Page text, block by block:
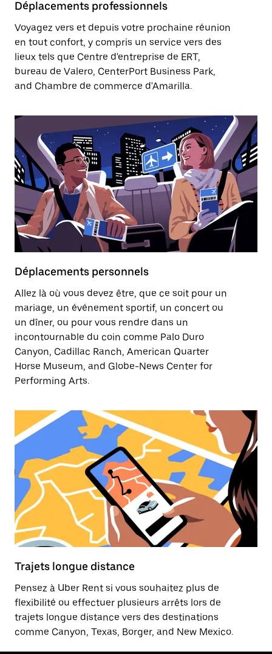
Déplacements professionnels
Voyagez vers et depuis votre prochaine réunion
en tout confort, y compris un service vers des
lieux tels que Centre d'entreprise de ERT,
bureau de Valero, CenterPort Business Park,
and Chambre de commerce d'Amarilla.
Déplacements personnels
Allez là où vous devez être, que ce soit pour un
mariage, un événement sportif, un concert ou
un dîner, ou pour vous rendre dans un
incontournable du coin comme Palo Duro
Canyon, Cadillac Ranch, American Quarter
Horse Museum, and Globe-News Center for
Performing Arts.
Trajets longue distance
Pensez à Uber Rent si vous souhaitez plus de
flexibilité ou effectuer plusieurs arrêts lors de
trajets longue distance vers des destinations
comme Canyon, Texas, Borger, and New Mexico.